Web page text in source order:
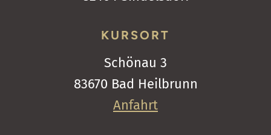
KURSORT
Schönau 3
83670 Bad Heilbrunn
Anfahrt